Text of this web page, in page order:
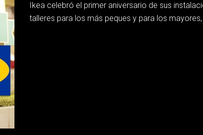
Ikea celebró el primer aniversario de sus
talleres para los más peques y para los